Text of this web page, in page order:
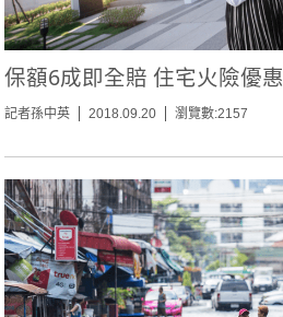
保額6成即全賠 住宅火險優惠
記者孫中英 2018.09.20 瀏覽數:2157